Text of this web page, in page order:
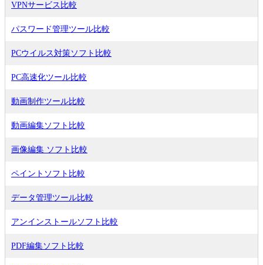
VPNサービス比較
パスワード管理ツール比較
PCウイルス対策ソフト比較
PC高速化ツール比較
動画制作ツール比較
動画編集ソフト比較
画像編集 ソフト比較
ペイントソフト比較
データ管理ツール比較
アンインストールソフト比較
PDF編集ソフト比較